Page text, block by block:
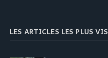
LES ARTICLES LES PLUS